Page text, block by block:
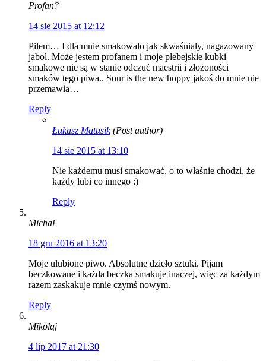
Profan?
14 sie 2015 at 12:12
Piłem… I dla mnie smakowało jak skwaśniały, nagazowany
jabol. Może jestem profanem i moje plebejskie kubki
smakowe nie są w stanie odczuć maestrii i złożoności
smaków tego piwa.. Sour is the new hoppy jakoś do mnie nie
przemawia…
Reply
Łukasz Matusik (Post author)
14 sie 2015 at 13:10
Nie każdemu musi smakować, o to właśnie chodzi, że
każdy lubi co innego :)
Reply
Michał
18 gru 2016 at 13:20
Moje ulubione piwo. Absolutne dzieło sztuki. Pijam
beczkowane i każda beczka smakuje inaczej, więc za każdym
razem zaskakuje mnie czymś nowym.
Reply
Mikolaj
4 lip 2017 at 21:30